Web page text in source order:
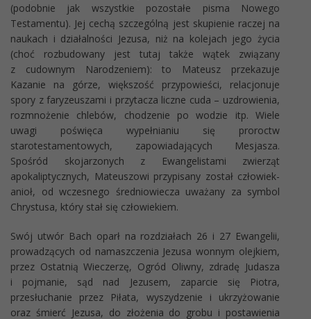
(podobnie jak wszystkie pozostałe pisma Nowego
Testamentu). Jej cechą szczególną jest skupienie raczej na
naukach i działalności Jezusa, niż na kolejach jego życia
(choć rozbudowany jest tutaj także wątek związany
z cudownym Narodzeniem): to Mateusz przekazuje
Kazanie na górze, większość przypowieści, relacjonuje
spory z faryzeuszami i przytacza liczne cuda – uzdrowienia,
rozmnożenie chlebów, chodzenie po wodzie itp. Wiele
uwagi poświęca wypełnianiu się proroctw
starotestamentowych, zapowiadających Mesjasza.
Spośród skojarzonych z Ewangelistami zwierząt
apokaliptycznych, Mateuszowi przypisany został człowiek-
anioł, od wczesnego średniowiecza uważany za symbol
Chrystusa, który stał się człowiekiem.
Swój utwór Bach oparł na rozdziałach 26 i 27 Ewangelii,
prowadzących od namaszczenia Jezusa wonnym olejkiem,
przez Ostatnią Wieczerzę, Ogród Oliwny, zdradę Judasza
i pojmanie, sąd nad Jezusem, zaparcie się Piotra,
przesłuchanie przez Piłata, wyszydzenie i ukrzyżowanie
oraz śmierć Jezusa, do złożenia do grobu i postawienia